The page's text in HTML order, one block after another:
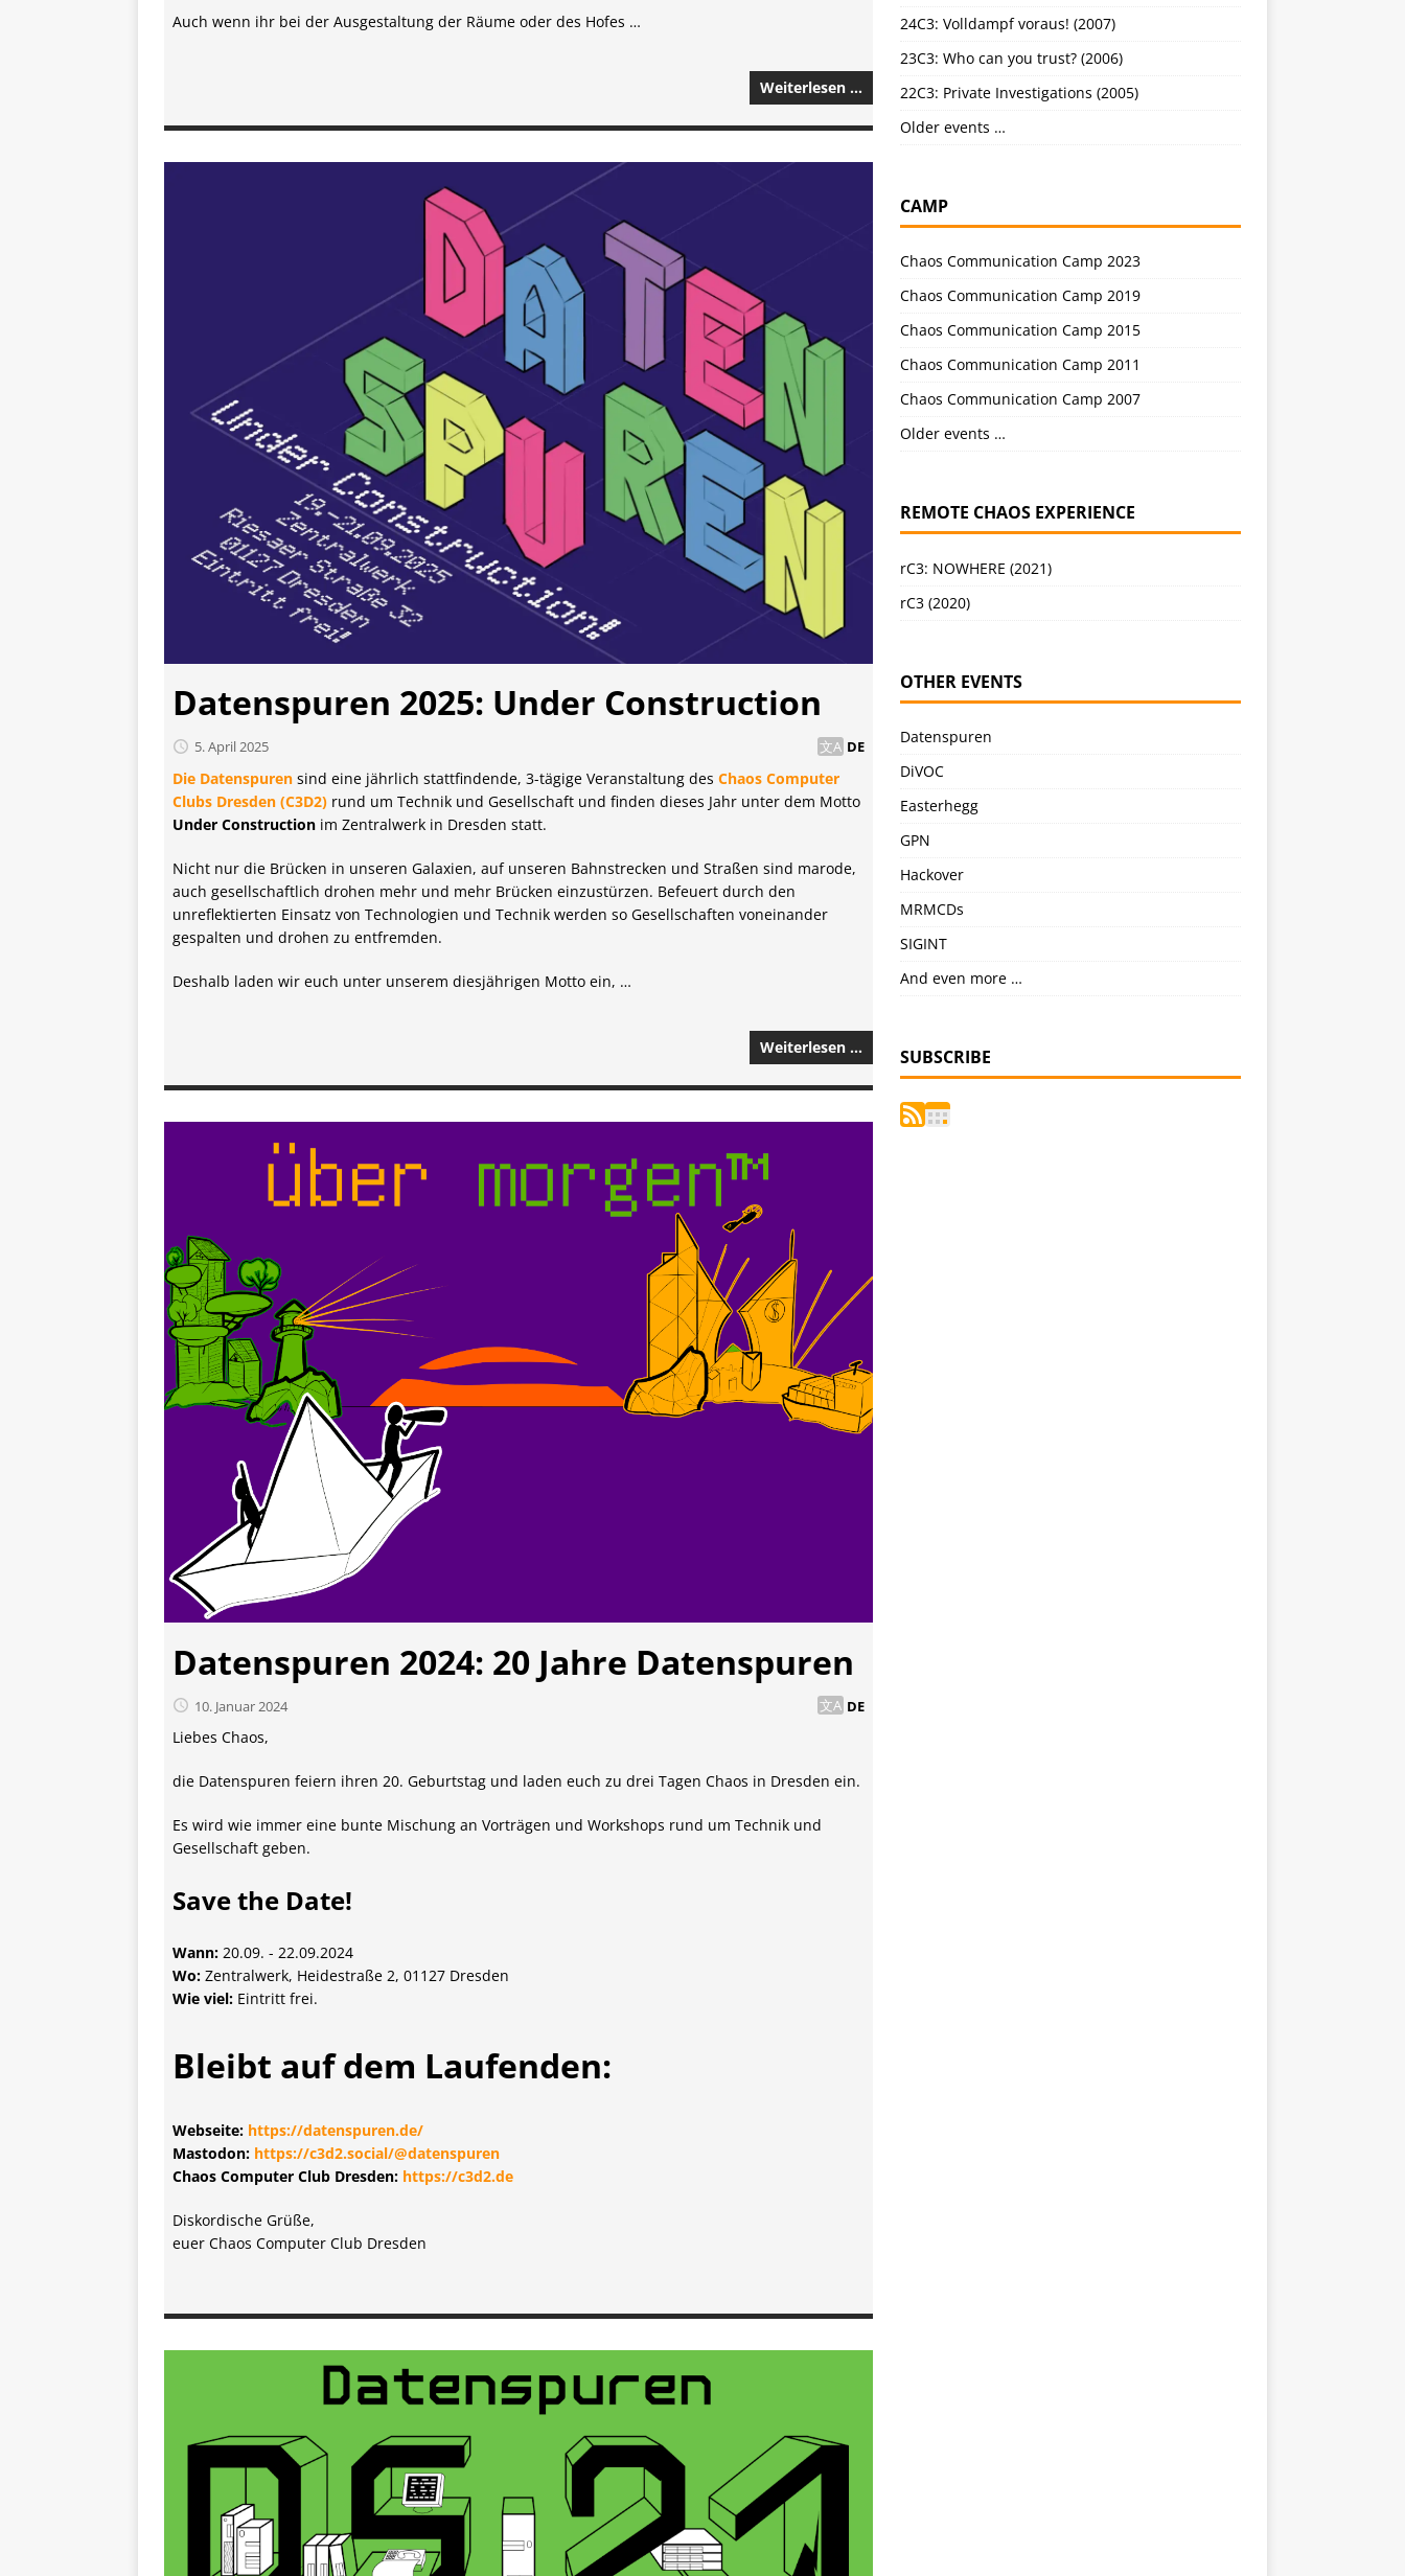
Auch wenn ihr bei der Ausgestaltung der Räume oder des Hofes …
Weiterlesen …
Datenspuren 2025: Under Construction
5. April 2025 DE
Die Datenspuren sind eine jährlich stattfindende, 3-tägige Veranstaltung des Chaos Computer
Clubs Dresden (C3D2) rund um Technik und Gesellschaft und finden dieses Jahr unter dem Motto
Under Construction im Zentralwerk in Dresden statt.
Nicht nur die Brücken in unseren Galaxien, auf unseren Bahnstrecken und Straßen sind marode,
auch gesellschaftlich drohen mehr und mehr Brücken einzustürzen. Befeuert durch den
unreflektierten Einsatz von Technologien und Technik werden so Gesellschaften voneinander
gespalten und drohen zu entfremden.
Deshalb laden wir euch unter unserem diesjährigen Motto ein, …
Weiterlesen …
Datenspuren 2024: 20 Jahre Datenspuren
10. Januar 2024 DE
Liebes Chaos,
die Datenspuren feiern ihren 20. Geburtstag und laden euch zu drei Tagen Chaos in Dresden ein.
Es wird wie immer eine bunte Mischung an Vorträgen und Workshops rund um Technik und
Gesellschaft geben.
Save the Date!
Wann: 20.09. - 22.09.2024
Wo: Zentralwerk, Heidestraße 2, 01127 Dresden
Wie viel: Eintritt frei.
Bleibt auf dem Laufenden:
Webseite: https://datenspuren.de/
Mastodon: https://c3d2.social/@datenspuren
Chaos Computer Club Dresden: https://c3d2.de
Diskordische Grüße,
euer Chaos Computer Club Dresden
24C3: Volldampf voraus! (2007)
23C3: Who can you trust? (2006)
22C3: Private Investigations (2005)
Older events …
CAMP
Chaos Communication Camp 2023
Chaos Communication Camp 2019
Chaos Communication Camp 2015
Chaos Communication Camp 2011
Chaos Communication Camp 2007
Older events …
REMOTE CHAOS EXPERIENCE
rC3: NOWHERE (2021)
rC3 (2020)
OTHER EVENTS
Datenspuren
DiVOC
Easterhegg
GPN
Hackover
MRMCDs
SIGINT
And even more …
SUBSCRIBE